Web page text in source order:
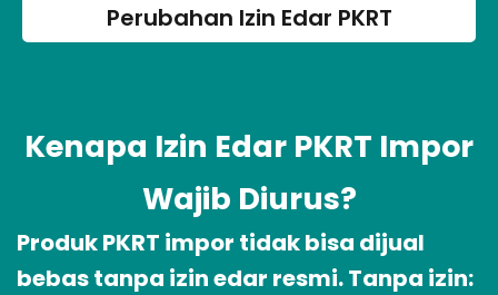
Perubahan Izin Edar PKRT
Kenapa Izin Edar PKRT Impor
Wajib Diurus?
Produk PKRT impor tidak bisa dijual
bebas tanpa izin edar resmi. Tanpa izin: